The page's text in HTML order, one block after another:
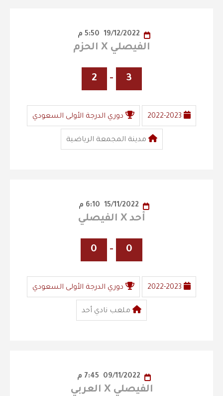
الفيصلي X الحزم
3
-
2
2022-2023 دوري الدرجة الأولى السعودي
مدينة المجمعة الرياضية
أحد X الفيصلي
0
-
0
2022-2023 دوري الدرجة الأولى السعودي
ملعب نادي أحد
الفيصلي X العربي